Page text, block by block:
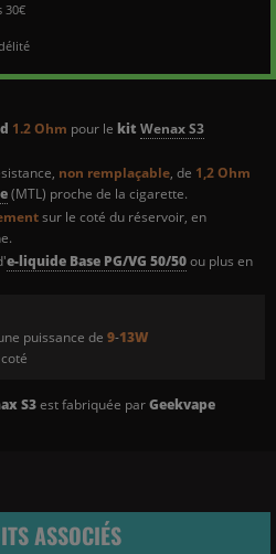
1.2 Ohm pour le kit Wenax S3
non remplaçable, de 1,2 Ohm
(MTL) proche de la cigarette.
sur le coté du réservoir, en
e-liquide Base PG/VG 50/50ou plus en
puissance de 9-13W
S3est fabriquée parGeekvape
30€
ASSOCIÉS